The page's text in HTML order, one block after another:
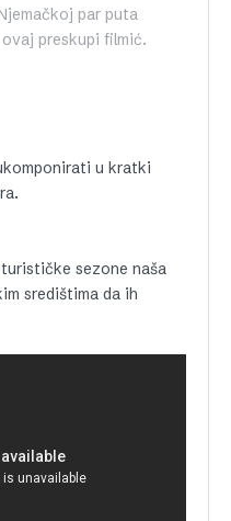
par puta
preskupi filmić.
u kratki
sezone naša
središtima da ih